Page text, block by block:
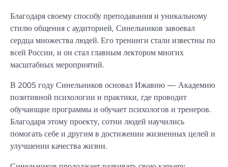
Благодаря своему способу преподавания и уникальному
стилю общения с аудиторией, Синельников завоевал
сердца множества людей. Его тренинги стали известны по
всей России, и он стал главным лектором многих
масштабных мероприятий.
В 2005 году Синельников основал Ижавию — Академию
позитивной психологии и практики, где проводит
обучающие программы и обучает психологов и тренеров.
Благодаря этому проекту, сотни людей научились
помогать себе и другим в достижении жизненных целей и
улучшении качества жизни.